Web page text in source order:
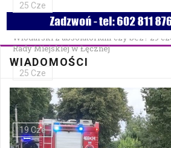
25 Cze
Włodarski z absolutorium czy bez? 29
Rady Miejskiej w Łęcznej
25 Cze
Bezpłatna mammografia w Cycowie
19 Cze
WIADOMOŚCI